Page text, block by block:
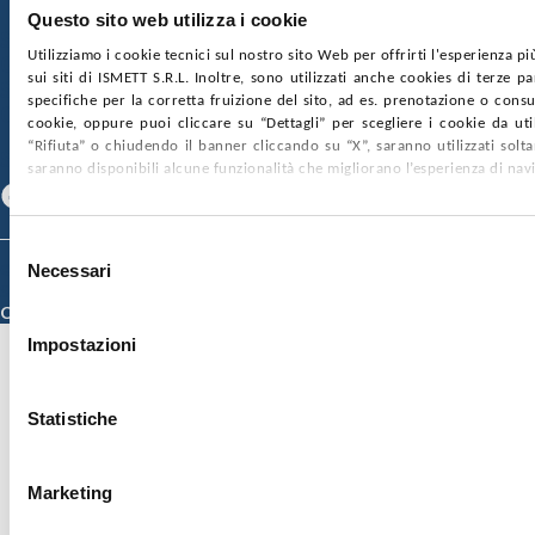
Questo sito web utilizza i cookie
Utilizziamo i cookie tecnici sul nostro sito Web per offrirti l'esperienza
sui siti di ISMETT S.R.L. Inoltre, sono utilizzati anche cookies di terze
specifiche per la corretta fruizione del sito, ad es. prenotazione o
cookie, oppure puoi cliccare su “Dettagli” per scegliere i cookie da
“Rifiuta” o chiudendo il banner cliccando su “X”, saranno utilizzati
saranno disponibili alcune funzionalità che migliorano l’esperienza di
Selezione
del
consenso
Necessari
Impostazioni
Statistiche
Marketing
SOCIETÀ TRASPARENTE
GARE E CONTRATTIPRIVACYCOOKIE POLICY
SOSTIENICIMAPPA DEL SITOACCESSIBILITÀ
CONTATTI
SEGUICI SU
© 2026 ISMETT (Istituto Mediterraneo per i Trapianti e Terapie ad Alta
Credits